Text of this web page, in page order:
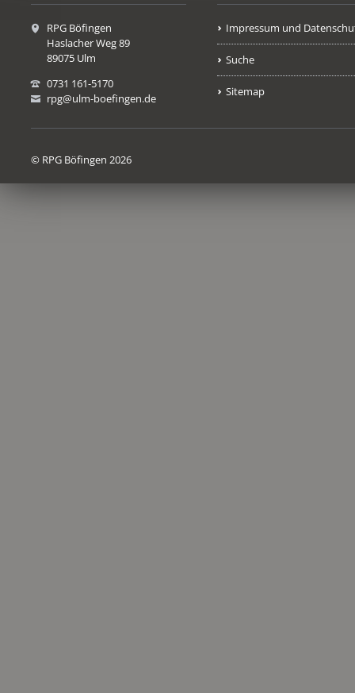
RPG Böfingen
Haslacher Weg 89
89075 Ulm
0731 161-5170
rpg@ulm-boefingen.de
Impressum und
Suche
Sitemap
© RPG Böfingen 2026